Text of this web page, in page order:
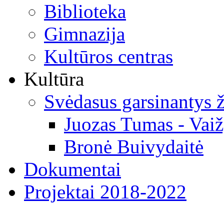
Biblioteka
Gimnazija
Kultūros centras
Kultūra
Svėdasus garsinantys
Juozas Tumas -
Bronė Buivydaitė
Dokumentai
Projektai 2018-2022